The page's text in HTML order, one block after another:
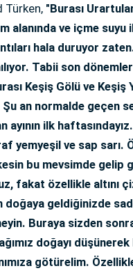
Türken, "Burası
alanında ve içme
hala duruyor
Tabii son
Keşiş Gölü ve Keşiş
an normalde geçen
ilk
yemyeşil ve sap sarı.
bu mevsimde gelip
fakat özellikle altını
geldiğinizde
Buraya sizden
doğayı
götürelim.